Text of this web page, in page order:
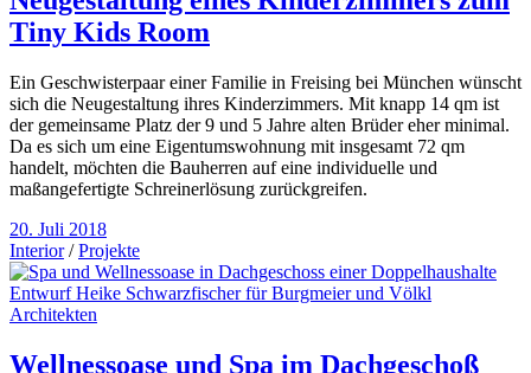
Tiny Kids Room
Ein Geschwisterpaar einer Familie in Freising bei München wünscht
sich die Neugestaltung ihres Kinderzimmers. Mit knapp 14 qm ist
der gemeinsame Platz der 9 und 5 Jahre alten Brüder eher minimal.
Da es sich um eine Eigentumswohnung mit insgesamt 72 qm
handelt, möchten die Bauherren auf eine individuelle und
maßangefertigte Schreinerlösung zurückgreifen.
20. Juli 2018
Interior/Projekte
Wellnessoase und Spa im Dachgeschoß